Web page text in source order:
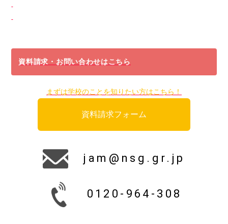
資料請求・お問い合わせはこちら
まずは学校のことを知りたい方はこちら！
資料請求フォーム
jam@nsg.gr.jp
0120-964-308